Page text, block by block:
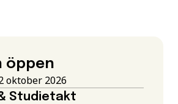
öppen
oktober 2026
Studietakt